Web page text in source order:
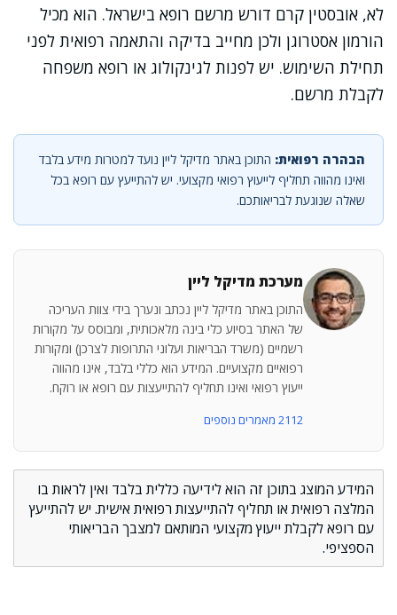
לא, אובסטין קרם דורש מרשם רופא בישראל. הוא מכיל
הורמון אסטרוגן ולכן מחייב בדיקה והתאמה רפואית לפני
תחילת השימוש. יש לפנות לגינקולוג או רופא משפחה
לקבלת מרשם.
הבהרה רפואית: התוכן באתר מדיקל ליין נועד למטרות מידע בלבד
ואינו מהווה תחליף לייעוץ רפואי מקצועי. יש להתייעץ עם רופא בכל
שאלה שנוגעת לבריאותכם.
מערכת מדיקל ליין
התוכן באתר מדיקל ליין נכתב ונערך בידי צוות העריכה
של האתר בסיוע כלי בינה מלאכותית, ומבוסס על מקורות
רשמיים (משרד הבריאות ועלוני התרופות לצרכן) ומקורות
רפואיים מקצועיים. המידע הוא כללי בלבד, אינו מהווה
ייעוץ רפואי ואינו תחליף להתייעצות עם רופא או רוקח.
2112 מאמרים נוספים
המידע המוצג בתוכן זה הוא לידיעה כללית בלבד ואין לראות בו
המלצה רפואית או תחליף להתייעצות רפואית אישית. יש להתייעץ
עם רופא לקבלת ייעוץ מקצועי המותאם למצבך הבריאותי
הספציפי.